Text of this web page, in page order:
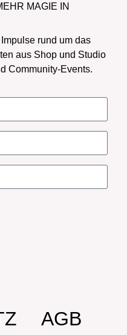
MAGIE IN
rund um das
aus Shop und Studio
Community-Events.
AGB